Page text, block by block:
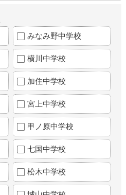
みなみ野中学校
横川中学校
加住中学校
宮上中学校
甲ノ原中学校
七国中学校
松木中学校